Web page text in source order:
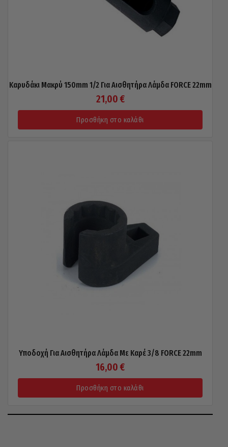
Καρυδάκι Μακρύ 150mm 1/2 Για Αισθητήρα Λάμδα FORCE 22mm
21,00 €
Προσθήκη στο καλάθι
Υποδοχή Για Αισθητήρα Λάμδα Με Καρέ 3/8 FORCE 22mm
16,00 €
Προσθήκη στο καλάθι